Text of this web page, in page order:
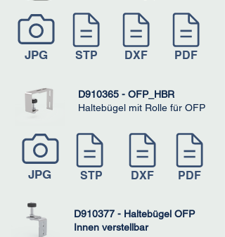
JPG STP DXF PDF
D910365 - OFP_HBR
Haltebügel mit Rolle für OFP
JPG STP DXF PDF
D910377 - Haltebügel OFP
Innen verstellbar